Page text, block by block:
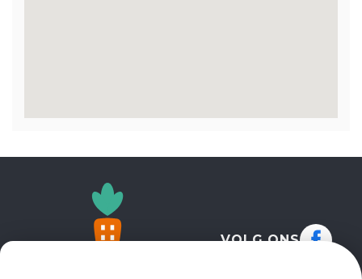
VOLG ONS